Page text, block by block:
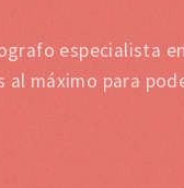
especialista
al máximo para